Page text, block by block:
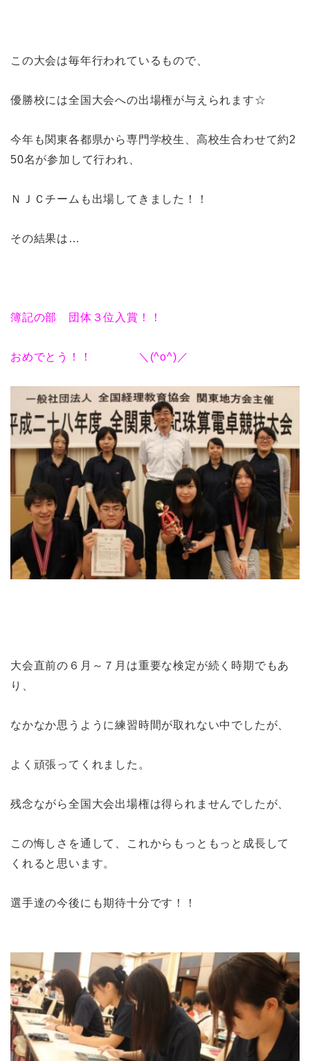
この大会は毎年行われているもので、
優勝校には全国大会への出場権が与えられます☆
今年も関東各都県から専門学校生、高校生合わせて約2
50名が参加して行われ、
ＮＪＣチームも出場してきました！！
その結果は…
簿記の部 団体３位入賞！！
おめでとう！！ ＼(^o^)／
大会直前の６月～７月は重要な検定が続く時期でもあ
り、
なかなか思うように練習時間が取れない中でしたが、
よく頑張ってくれました。
残念ながら全国大会出場権は得られませんでしたが、
この悔しさを通して、これからもっともっと成長して
くれると思います。
選手達の今後にも期待十分です！！